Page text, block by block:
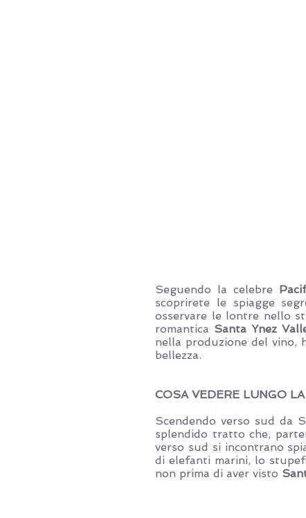
Seguendo la celebre
scoprirete le spiagge
osservare le lontre nello
romantica Santa Ynez
nella produzione del vino,
bellezza.
COSA VEDERE LUNGO
Scendendo verso sud da
splendido tratto che,
verso sud si incontrano
di elefanti marini, lo
non prima di aver visto